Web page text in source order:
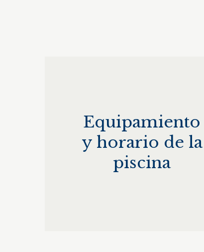
Equipamiento
y horario de la
piscina